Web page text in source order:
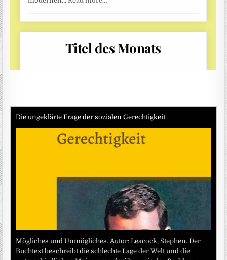
Die ungeklärte Frage der sozialen Gerechtigkeit
Mögliches und Unmögliches. Autor: Leacock, Stephen. Der
Buchtext beschreibt die schlechte Lage der Welt und die